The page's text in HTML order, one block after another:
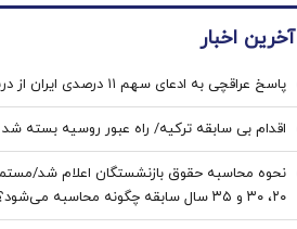
آخرین اخبار
پاسخ عراقچی به ادعای سهم ۱۱ درصدی ایران از دریای خزر
اقدام بی سابقه ترکیه/ راه عبور روسیه بسته شد
نحوه محاسبه حقوق بازنشستگان اعلام شد/
۲۰، ۳۰ و ۳۵ سال سابقه چگونه محاسبه می‌شود؟